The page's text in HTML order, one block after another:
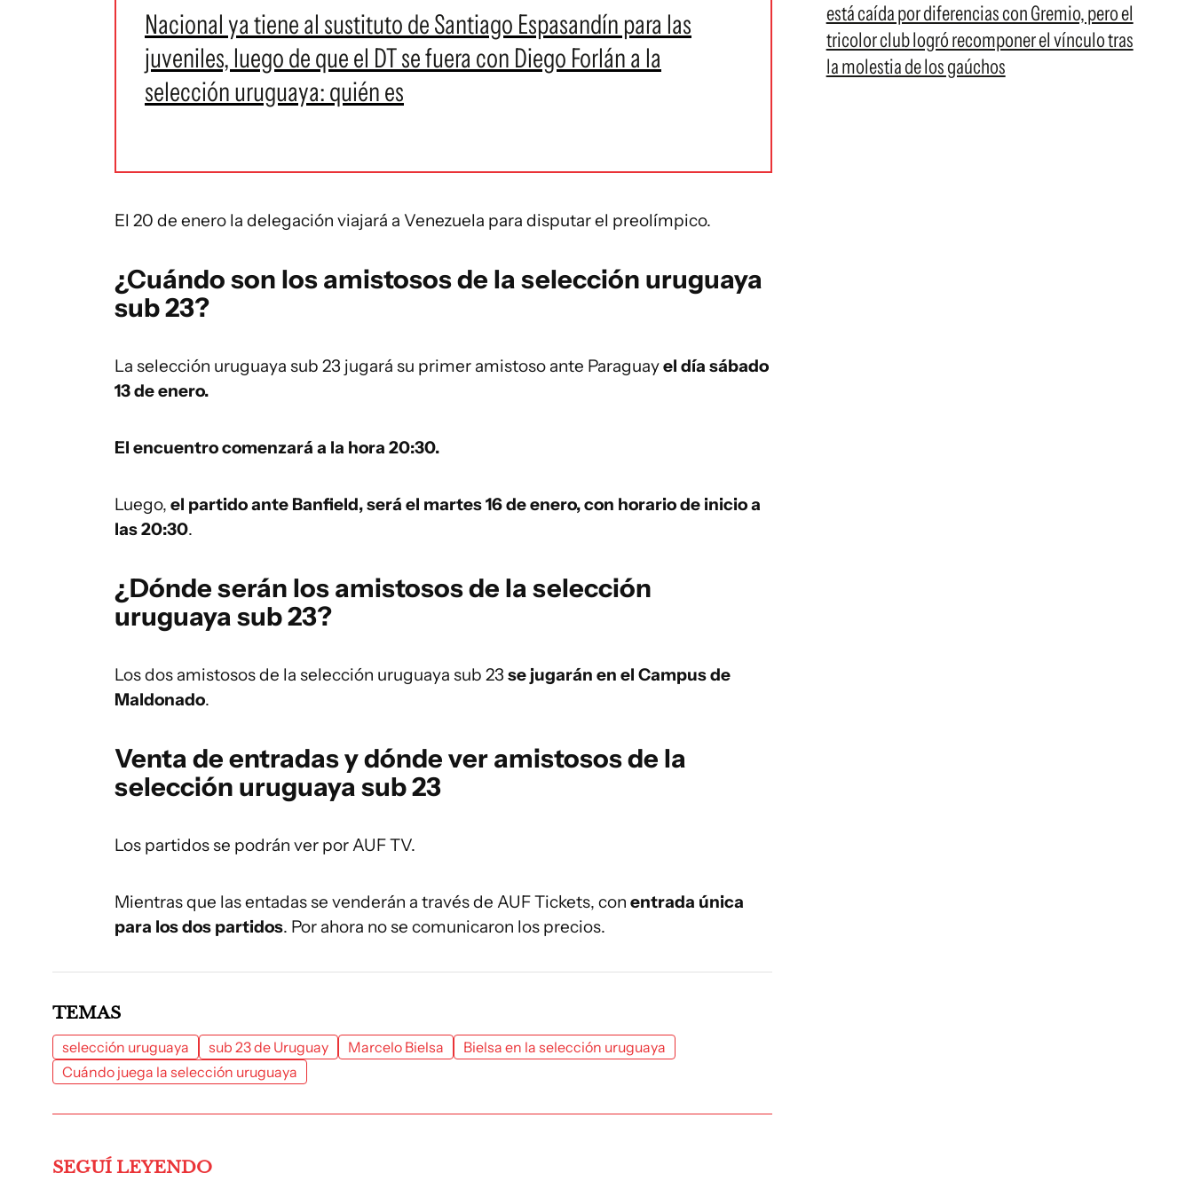
Nacional ya tiene al sustituto de Santiago Espasandín para las
juveniles, luego de que el DT se fuera con Diego Forlán a la
selección uruguaya: quién es
El 20 de enero la delegación viajará a Venezuela para disputar el preolímpico.
¿Cuándo son los amistosos de la selección uruguaya
sub 23?
La selección uruguaya sub 23 jugará su primer amistoso ante Paraguayel día sábado
13 de enero.
El encuentro comenzará a la hora 20:30.
Luego, el partido ante Banfield, será el martes 16 de enero, con horario de inicio a
las 20:30.
¿Dónde serán los amistosos de la selección
uruguaya sub 23?
Los dos amistosos de la selección uruguaya sub 23 se jugarán en el Campus de
Maldonado.
Venta de entradas y dónde ver amistosos de la
selección uruguaya sub 23
Los partidos se podrán ver por AUF TV.
Mientras que las entadas se venderán a través de AUF Tickets, con entrada única
para los dos partidos. Por ahora no se comunicaron los precios.
está caída por diferencias con Gremio, pero el
tricolor club logró recomponer el vínculo tras
la molestia de los gaúchos
TEMAS
selección uruguaya sub 23 de Uruguay Marcelo Bielsa
Bielsa en la selección uruguaya
Cuándo juega la selección uruguaya
SEGUÍ LEYENDO